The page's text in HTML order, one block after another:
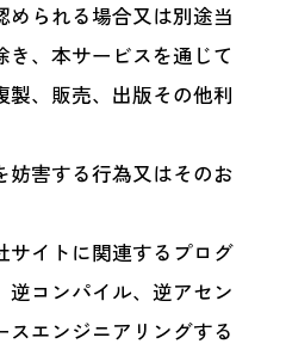
められる場合又は別途当
き、本サービスを通じて
製、販売、出版その他利
妨害する行為又はそのお
サイトに関連するプログ
逆コンパイル、逆アセン
スエンジニアリングする